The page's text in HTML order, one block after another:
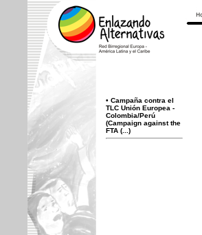
• Campaña contra el
TLC Unión Europea -
Colombia/Perú
(Campaign against the
FTA (...)